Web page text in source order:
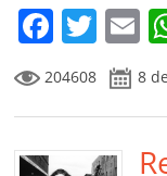
F
a
c
e
b
T
w
itt
er
E
ai
l
204608 8